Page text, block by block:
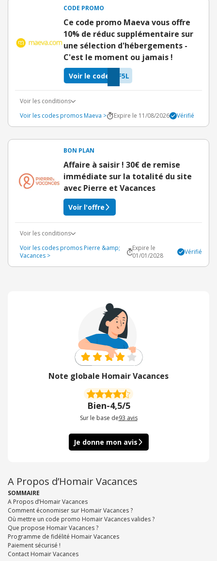
CODE PROMO
Ce code promo Maeva vous offre
10% de réduc supplémentaire sur
une sélection d'hébergements -
C'est le moment ou jamais !
F5L
Voir le code
Voir les conditions
Voir les codes promos Maeva >
Expire le 11/08/2026 Vérifié
BON PLAN
Affaire à saisir ! 30€ de remise
immédiate sur la totalité du site
avec Pierre et Vacances
Voir l'offre
Voir les conditions
Voir les codes promos Pierre &amp;
Vacances >
Expire le
01/01/2028
Vérifié
Note globale Homair Vacances
Bien-4,5/5
Sur le base de93 avis
Je donne mon avis
A Propos d’Homair Vacances
SOMMAIRE
A Propos d’Homair Vacances
Comment économiser sur Homair Vacances ?
Où mettre un code promo Homair Vacances valides ?
Que propose Homair Vacances ?
Programme de fidélité Homair Vacances
Paiement sécurisé !
Contact Homair Vacances